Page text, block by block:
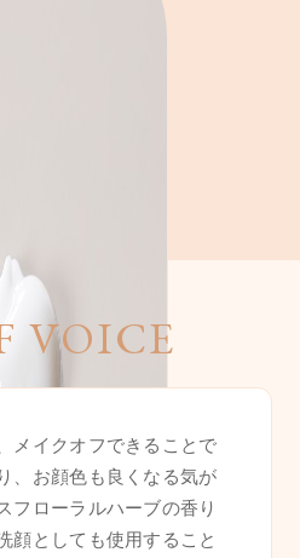
VOICE
メイクオフできることで
、お顔色も良くなる気が
フローラルハーブの香り
顔としても使用すること